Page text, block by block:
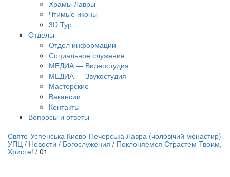
Храмы Лавры
Чтимые иконы
3D Тур
Отделы
Отдел информации
Социальное служение
МЕДИА — Видеостудия
МЕДИА — Звукостудия
Мастерские
Вакансии
Контакты
Вопросы и ответы
трансляция | 12 сентября
трансляции
Свято-Успенська Києво-Печерська Лавра (чоловічий монастир)
УПЦ / Новости / Богослужения / Поклоняемся Страстем Твоим,
Христе! / 01